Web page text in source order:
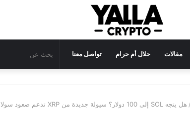
مقالات حلال أم حرام تواصل معنا
/ هل يتجه SOL إلى 100 دولار؟ سيولة جديدة من XRP تدعم صعود سولانا